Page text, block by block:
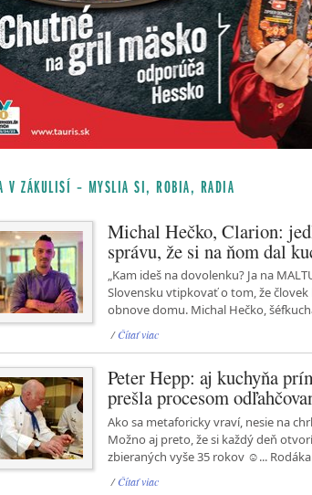
V ZÁKULISÍ – MYSLIA SI, ROBIA, RADIA
Michal Hečko, Clarion:
správu, že si na ňom dal
„Kam ideš na dovolenku? Ja na
Slovensku vtipkovať o tom, že
obnove domu. Michal Hečko,
/Čítať viac
Peter Hepp: aj kuchyňa
prešla procesom
Ako sa metaforicky vraví, nesie na
Možno aj preto, že si každý deň
zbieraných vyše 35 rokov ☺...
/Čítať viac